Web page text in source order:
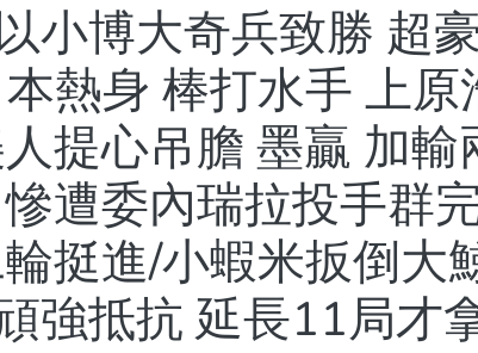
小博大奇兵致勝 超
熱身 棒打水手 上
提心吊膽 墨贏 加輸
遭委內瑞拉投手群
挺進/小蝦米扳倒大
強抵抗 延長11局才